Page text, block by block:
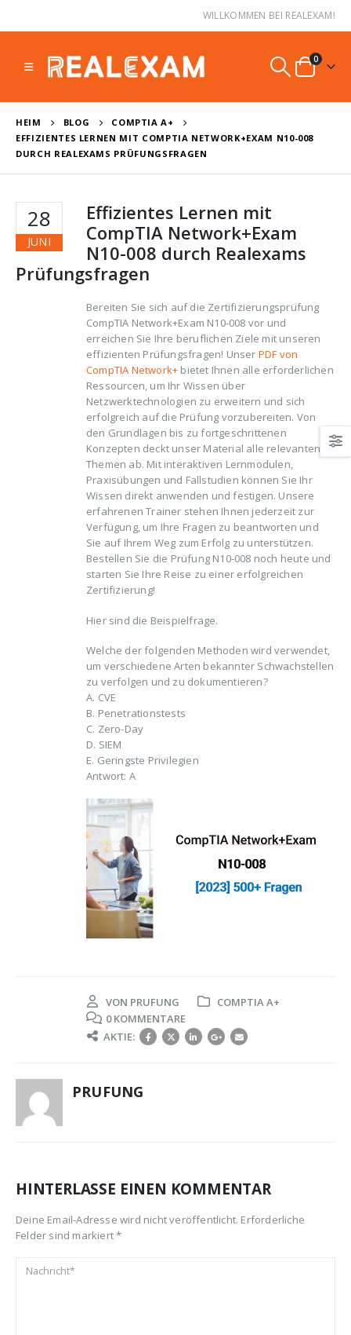
WILLKOMMEN BEI REALEXAM!
0
HEIM BLOG
COMPTIA A+
EFFIZIENTES LERNEN MIT COMPTIA NETWORK+EXAM N10-008
DURCH REALEXAMS PRÜFUNGSFRAGEN
28
JUNI
Effizientes Lernen mit
CompTIA Network+Exam
N10-008 durch Realexams
Prüfungsfragen
Bereiten Sie sich auf die Zertifizierungsprüfung
CompTIA Network+Exam N10-008 vor und
erreichen Sie Ihre beruflichen Ziele mit unseren
effizienten Prüfungsfragen! Unser PDF von
CompTIA Network+ bietet Ihnen alle erforderlichen
Ressourcen, um Ihr Wissen über
Netzwerktechnologien zu erweitern und sich
erfolgreich auf die Prüfung vorzubereiten. Von
den Grundlagen bis zu fortgeschrittenen
Konzepten deckt unser Material alle relevanten
Themen ab. Mit interaktiven Lernmodulen,
Praxisübungen und Fallstudien können Sie Ihr
Wissen direkt anwenden und festigen. Unsere
erfahrenen Trainer stehen Ihnen jederzeit zur
Verfügung, um Ihre Fragen zu beantworten und
Sie auf Ihrem Weg zum Erfolg zu unterstützen.
Bestellen Sie die Prüfung N10-008 noch heute und
starten Sie Ihre Reise zu einer erfolgreichen
Zertifizierung!
Hier sind die Beispielfrage.
Welche der folgenden Methoden wird verwendet,
um verschiedene Arten bekannter Schwachstellen
zu verfolgen und zu dokumentieren?
A. CVE
B. Penetrationstests
C. Zero-Day
D. SIEM
E. Geringste Privilegien
Antwort: A
VON PRUFUNG
COMPTIA A+
0 KOMMENTARE
AKTIE:
PRUFUNG
HINTERLASSE EINEN KOMMENTAR
Deine Email-Adresse wird nicht veröffentlicht. Erforderliche
Felder sind markiert *